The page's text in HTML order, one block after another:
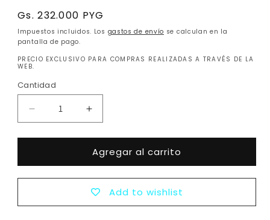
modal
Precio
habitual
Gs. 232.000 PYG
Impuestos incluidos. Los gastos de envío se calculan en la
pantalla de pago.
PRECIO EXCLUSIVO PARA COMPRAS REALIZADAS A TRAVÉS DE LA
WEB.
Cantidad
Cantidad
Reducir
cantidad
para
de
baño
Aumentar
cantidad
para
Reductor
de
baño
con
Agregar al carrito
Add to wishlist